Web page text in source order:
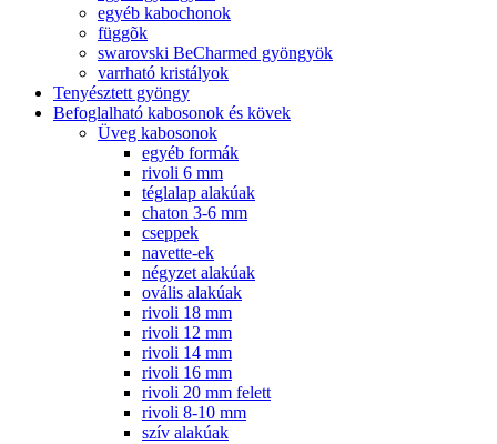
egyéb kabochonok
függõk
swarovski BeCharmed gyöngyök
varrható kristályok
Tenyésztett gyöngy
Befoglalható kabosonok és kövek
Üveg kabosonok
egyéb formák
rivoli 6 mm
téglalap alakúak
chaton 3-6 mm
cseppek
navette-ek
négyzet alakúak
ovális alakúak
rivoli 18 mm
rivoli 12 mm
rivoli 14 mm
rivoli 16 mm
rivoli 20 mm felett
rivoli 8-10 mm
szív alakúak